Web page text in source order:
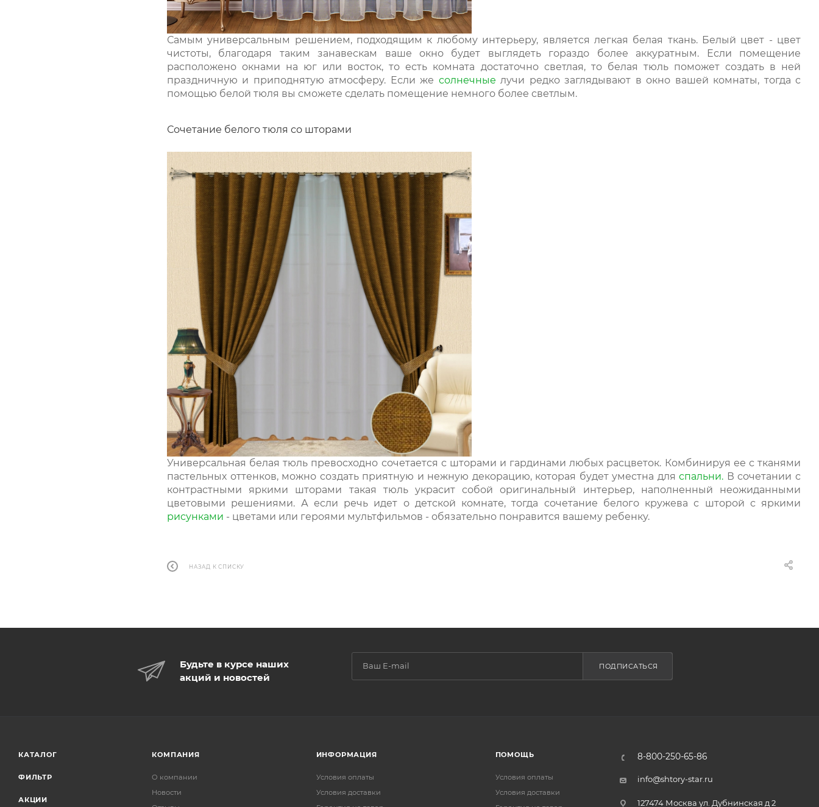
Самым универсальным решением, подходящим к любому интерьеру, является легкая белая ткань. Белый цвет - цвет
чистоты, благодаря таким занавескам ваше окно будет выглядеть гораздо более аккуратным. Если помещение
расположено окнами на юг или восток, то есть комната достаточно светлая, то белая тюль поможет создать в ней
праздничную и приподнятую атмосферу. Если же солнечные лучи редко заглядывают в окно вашей комнаты, тогда с
помощью белой тюля вы сможете сделать помещение немного более светлым.
Сочетание белого тюля со шторами
Универсальная белая тюль превосходно сочетается с шторами и гардинами любых расцветок. Комбинируя ее с тканями
пастельных оттенков, можно создать приятную и нежную декорацию, которая будет уместна дляспальни. В сочетании с
контрастными яркими шторами такая тюль украсит собой оригинальный интерьер, наполненный неожиданными
цветовыми решениями. А если речь идет о детской комнате, тогда сочетание белого кружева с шторой с яркими
рисунками - цветами или героями мультфильмов - обязательно понравится вашему ребенку.
НАЗАД К СПИСКУ
Будьте в курсе наших
акций и новостей
ПОДПИСАТЬСЯ
КАТАЛОГ
ФИЛЬТР
АКЦИИ
КОМПАНИЯ
О компании
Новости
ИНФОРМАЦИЯ
Условия оплаты
Условия доставки
ПОМОЩЬ
Условия оплаты
Условия доставки
8-800-250-65-86
info@shtory-star.ru
127474 Москва ул. Дубнинская д 2